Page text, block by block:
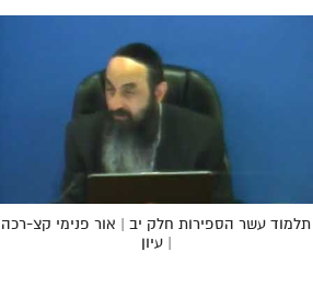
תלמוד עשר הספירות חלק יב | אור פנימי קצ-רכה
| עיון